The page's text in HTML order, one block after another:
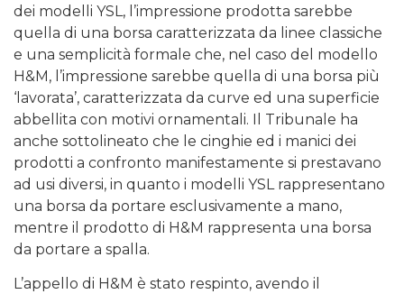
dei modelli YSL, l’impressione prodotta sarebbe
quella di una borsa caratterizzata da linee classiche
e una semplicità formale che, nel caso del modello
H&M, l’impressione sarebbe quella di una borsa più
‘lavorata’, caratterizzata da curve ed una superficie
abbellita con motivi ornamentali. Il Tribunale ha
anche sottolineato che le cinghie ed i manici dei
prodotti a confronto manifestamente si prestavano
ad usi diversi, in quanto i modelli YSL rappresentano
una borsa da portare esclusivamente a mano,
mentre il prodotto di H&M rappresenta una borsa
da portare a spalla.
L’appello di H&M è stato respinto, avendo il